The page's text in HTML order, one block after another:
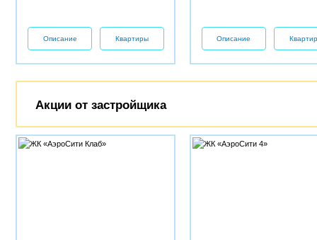
Описание Квартиры Описание
Акции от застройщика